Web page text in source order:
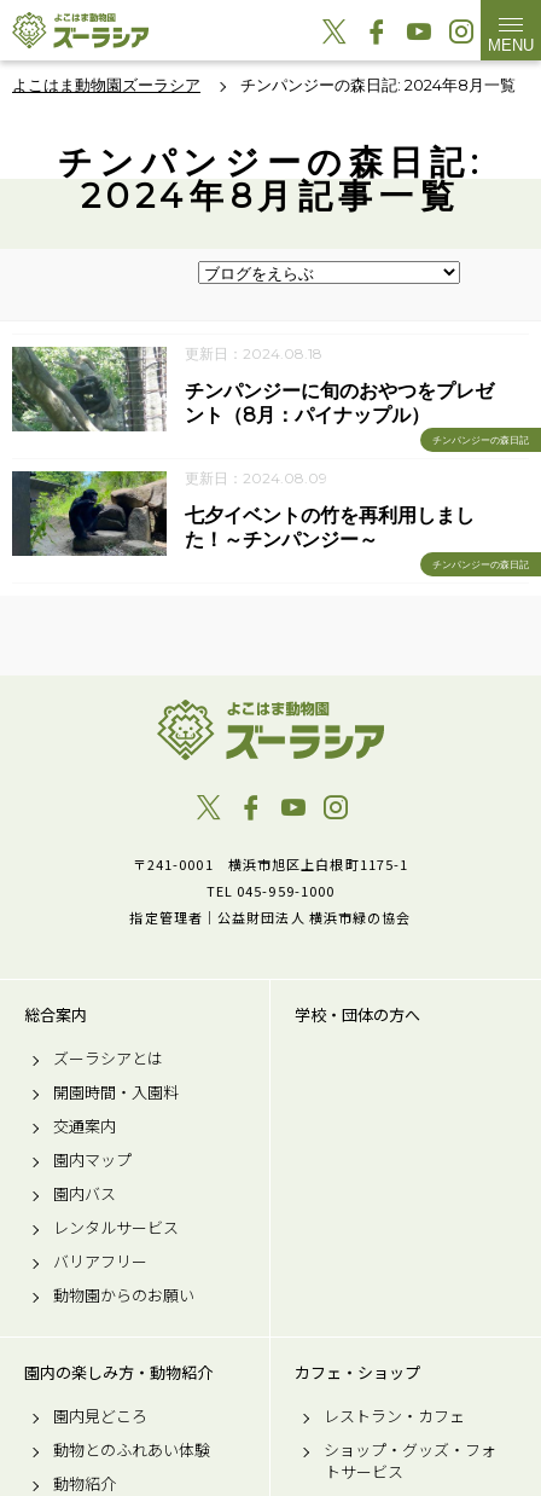
MENU
よこはま動物園ズーラシア チンパンジーの森日記: 2024年8月一覧
チンパンジーの森日記:
2024年8月記事一覧
更新日：2024.08.18
チンパンジーの森日記
チンパンジーに旬のおやつをプレゼ
ント（8月：パイナップル）
更新日：2024.08.09
チンパンジーの森日記
七夕イベントの竹を再利用しまし
た！～チンパンジー～
〒241-0001 横浜市旭区上白根町1175-1
TEL 045-959-1000
指定管理者｜公益財団法人 横浜市緑の協会
総合案内
ズーラシアとは
開園時間・入園料
交通案内
園内マップ
園内バス
レンタルサービス
バリアフリー
動物園からのお願い
学校・団体の方へ
園内の楽しみ方・動物紹介
園内見どころ
動物とのふれあい体験
動物紹介
カフェ・ショップ
レストラン・カフェ
ショップ・グッズ・フォ
トサービス